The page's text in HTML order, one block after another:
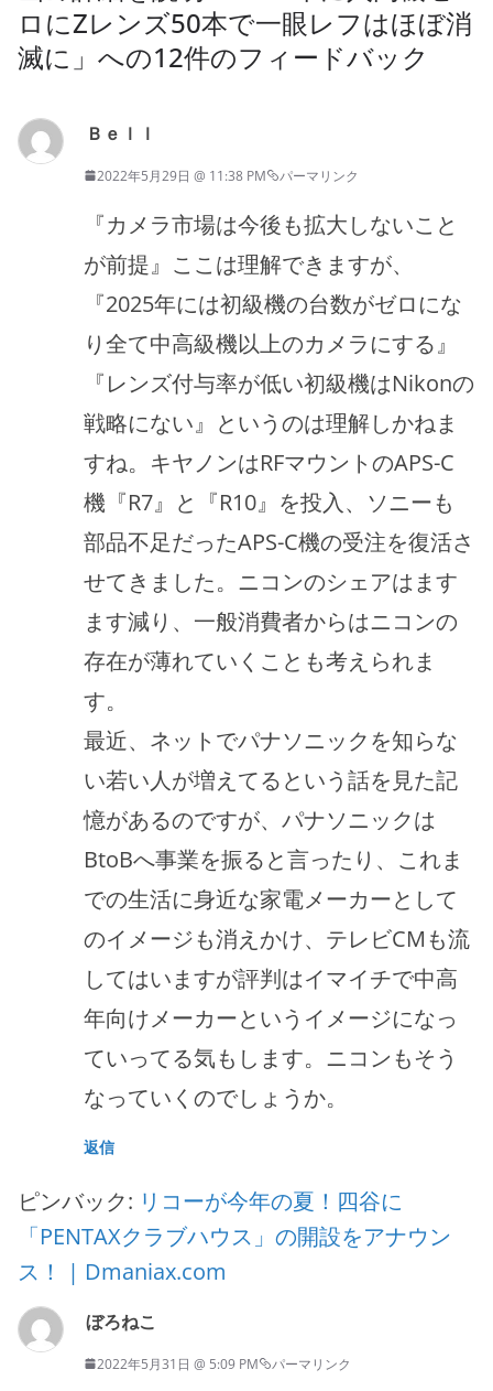
ロにZレンズ50本で一眼レフはほぼ消
滅に 」への12件のフィードバック
Ｂｅｌｌ
2022年5月29日 @ 11:38 PM パーマリンク
『カメラ市場は今後も拡大しないこと
が前提』ここは理解できますが、
『2025年には初級機の台数がゼロにな
り全て中高級機以上のカメラにする』
『レンズ付与率が低い初級機はNikonの
戦略にない』というのは理解しかねま
すね。キヤノンはRFマウントのAPS-C
機『R7』と『R10』を投入、ソニーも
部品不足だったAPS-C機の受注を復活さ
せてきました。ニコンのシェアはます
ます減り、一般消費者からはニコンの
存在が薄れていくことも考えられま
す。
最近、ネットでパナソニックを知らな
い若い人が増えてるという話を見た記
憶があるのですが、パナソニックは
BtoBへ事業を振ると言ったり、これま
での生活に身近な家電メーカーとして
のイメージも消えかけ、テレビCMも流
してはいますが評判はイマイチで中高
年向けメーカーというイメージになっ
ていってる気もします。ニコンもそう
なっていくのでしょうか。
返信
ピンバック: リコーが今年の夏！四谷に
「PENTAXクラブハウス」の開設をアナウン
ス！ | Dmaniax.com
ぼろねこ
2022年5月31日 @ 5:09 PM パーマリンク